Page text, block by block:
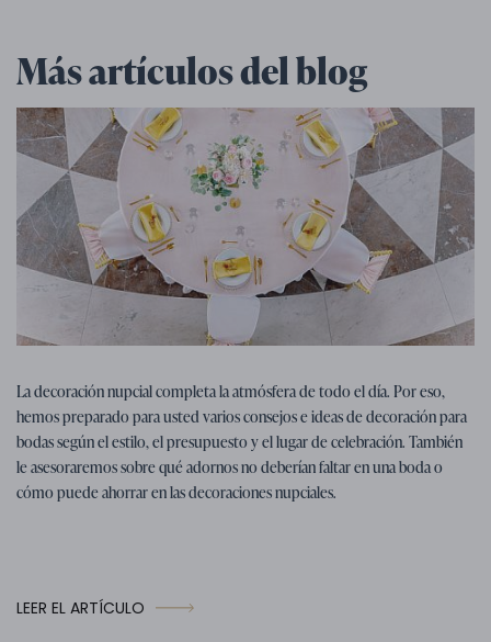
Más artículos del blog
Consejos para la boda 07. 01. 2026
Consejos, ideas e inspiración para la
decoración de bodas
La decoración nupcial completa la atmósfera de todo el día. Por eso,
hemos preparado para usted varios consejos e ideas de decoración para
bodas según el estilo, el presupuesto y el lugar de celebración. También
le asesoraremos sobre qué adornos no deberían faltar en una boda o
cómo puede ahorrar en las decoraciones nupciales.
LEER EL ARTÍCULO